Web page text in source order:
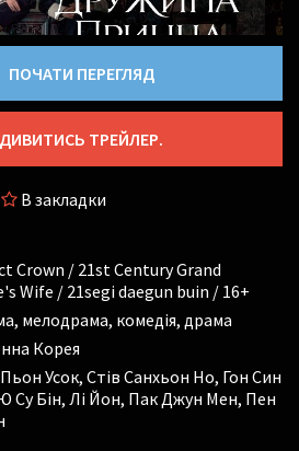
ПОЧАТИ ПЕРЕГЛЯД
ДИВИТИСЬ ТРЕЙЛЕР.
В закладки
Crown / 21st Century Grand
Wife / 21segi daegun buin / 16+
мелодрама, комедія, драма
Корея
Пьон Усок, Стів Санхьон Но, Гон Син
Су Бін, Лі Йон, Пак Джун Мен, Пен